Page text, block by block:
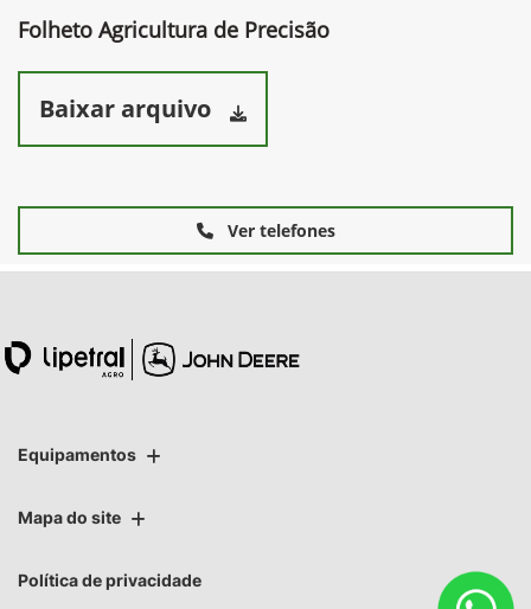
Folheto Agricultura de Precisão
Baixar arquivo
Ver telefones
Equipamentos
Mapa do site
Política de privacidade